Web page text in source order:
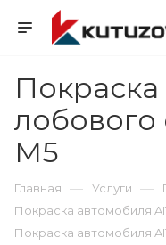
лобового
M5
Главная — Услуги —
Покраска автомобиля
Покраска автомобиля